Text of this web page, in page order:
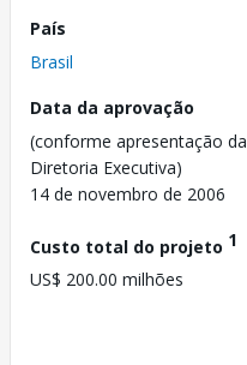
País
Brasil
Data da aprovação
(conforme apresentação da
Diretoria Executiva)
14 de novembro de 2006
Custo total do projeto 1
US$ 200.00 milhões